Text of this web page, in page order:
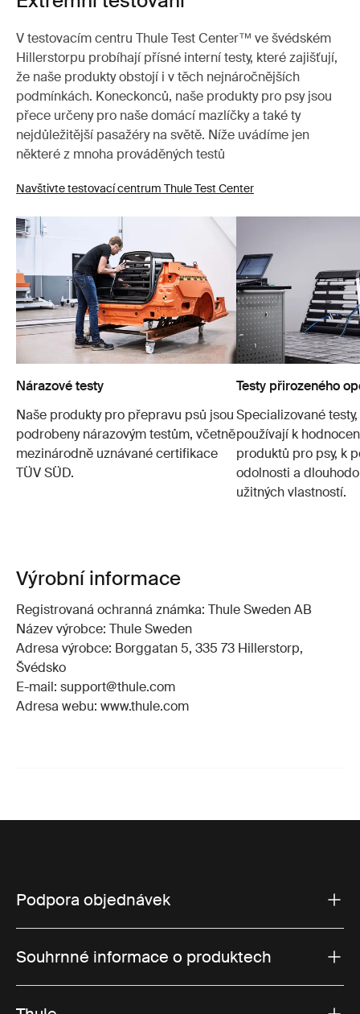
V testovacím centru Thule Test Center™ ve švédském
Hillerstorpu probíhají přísné interní testy, které zajišťují,
že naše produkty obstojí i v těch nejnáročnějších
podmínkách. Koneckonců, naše produkty pro psy jsou
přece určeny pro naše domácí mazlíčky a také ty
nejdůležitější pasažéry na světě. Níže uvádíme jen
některé z mnoha prováděných testů
Navštivte testovací centrum Thule Test Center
Nárazové testy
Naše produkty pro přepravu psů jsou
podrobeny nárazovým testům, včetně
mezinárodně uznávané certifikace
TÜV SÜD.
Testy přirozeného
Specializované
používají k
produktů pro psy, k
odolnosti a
užitných vlastností.
Výrobní informace
Registrovaná ochranná známka: Thule Sweden AB
Název výrobce: Thule Sweden
Adresa výrobce: Borggatan 5, 335 73 Hillerstorp,
Švédsko
E-mail: support@thule.com
Adresa webu: www.thule.com
Podpora objednávek
Souhrnné informace o produktech